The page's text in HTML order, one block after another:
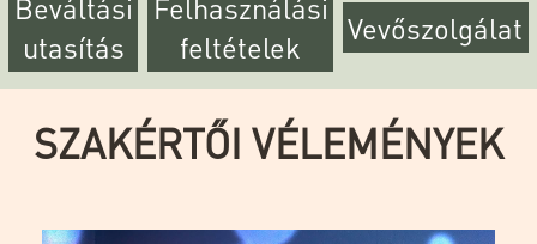
Beváltási
utasítás
Felhasználási
feltételek
Vevőszolgálat
SZAKÉRTŐI VÉLEMÉNYEK